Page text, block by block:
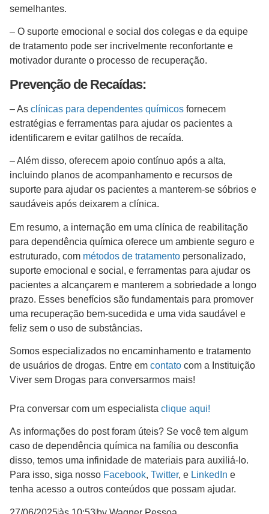
semelhantes.
– O suporte emocional e social dos colegas e da equipe
de tratamento pode ser incrivelmente reconfortante e
motivador durante o processo de recuperação.
Prevenção de Recaídas:
– As clínicas para dependentes químicos fornecem
estratégias e ferramentas para ajudar os pacientes a
identificarem e evitar gatilhos de recaída.
– Além disso, oferecem apoio contínuo após a alta,
incluindo planos de acompanhamento e recursos de
suporte para ajudar os pacientes a manterem-se sóbrios e
saudáveis após deixarem a clínica.
Em resumo, a internação em uma clínica de reabilitação
para dependência química oferece um ambiente seguro e
estruturado, com métodos de tratamento personalizado,
suporte emocional e social, e ferramentas para ajudar os
pacientes a alcançarem e manterem a sobriedade a longo
prazo. Esses benefícios são fundamentais para promover
uma recuperação bem-sucedida e uma vida saudável e
feliz sem o uso de substâncias.
Somos especializados no encaminhamento e tratamento
de usuários de drogas. Entre em contato com a Instituição
Viver sem Drogas para conversarmos mais!
Pra conversar com um especialista clique aqui!
As informações do post foram úteis? Se você tem algum
caso de dependência química na família ou desconfia
disso, temos uma infinidade de materiais para auxiliá-lo.
Para isso, siga nosso Facebook, Twitter, e LinkedIn e
tenha acesso a outros conteúdos que possam ajudar.